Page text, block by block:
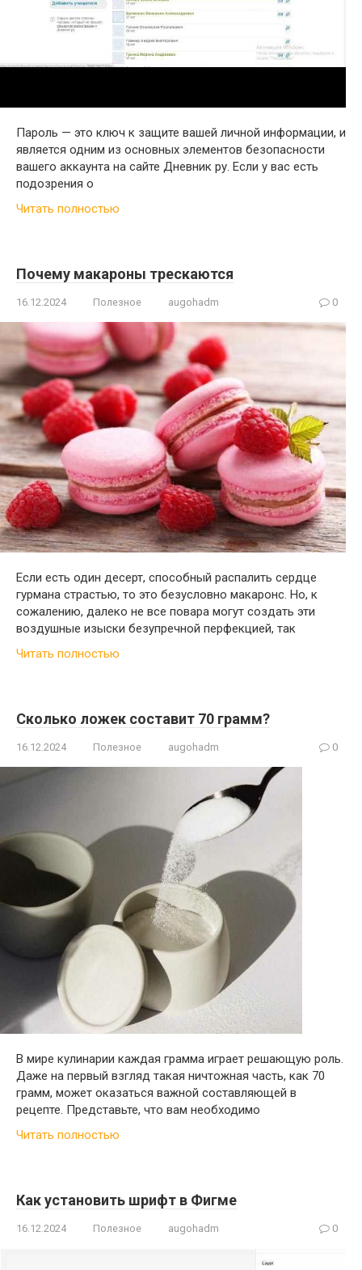
Пароль — это ключ к защите вашей личной информации, и
является одним из основных элементов безопасности
вашего аккаунта на сайте Дневник ру. Если у вас есть
подозрения о
Читать полностью
Почему макароны трескаются
16.12.2024 Полезное augohadm 0
Если есть один десерт, способный распалить сердце
гурмана страстью, то это безусловно макаронс. Но, к
сожалению, далеко не все повара могут создать эти
воздушные изыски безупречной перфекцией, так
Читать полностью
Сколько ложек составит 70 грамм?
16.12.2024 Полезное augohadm 0
В мире кулинарии каждая грамма играет решающую роль.
Даже на первый взгляд такая ничтожная часть, как 70
грамм, может оказаться важной составляющей в
рецепте. Представьте, что вам необходимо
Читать полностью
Как установить шрифт в Фигме
16.12.2024 Полезное augohadm 0